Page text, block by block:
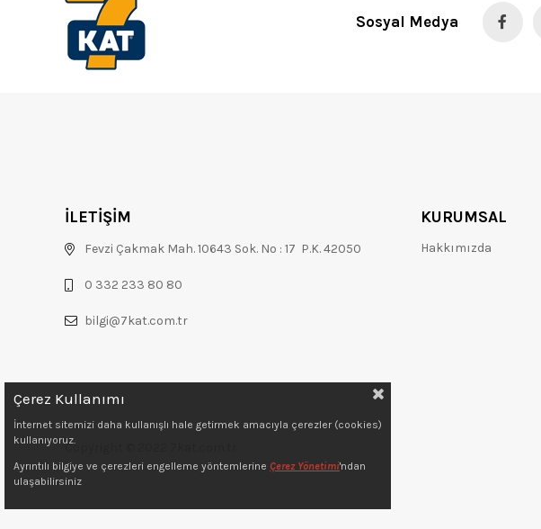
Sosyal Medya
İLETİŞİM
Fevzi Çakmak Mah. 10643 Sok. No : 17 P.K. 42050
0 332 233 80 80
bilgi@7kat.com.tr
Copyright © 2022 7kat.com.tr
KURUMSAL
Hakkımızda
Çerez Kullanımı
İnternet sitemizi daha kullanışlı hale getirmek amacıyla çerezler (cookies)
kullanıyoruz.
Ayrıntılı bilgiye ve çerezleri engelleme yöntemlerine Çerez Yönetimi'ndan
ulaşabilirsiniz